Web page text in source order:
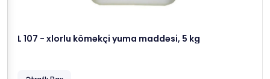
L 107 - xlorlu köməkçi yuma maddəsi, 5 kg